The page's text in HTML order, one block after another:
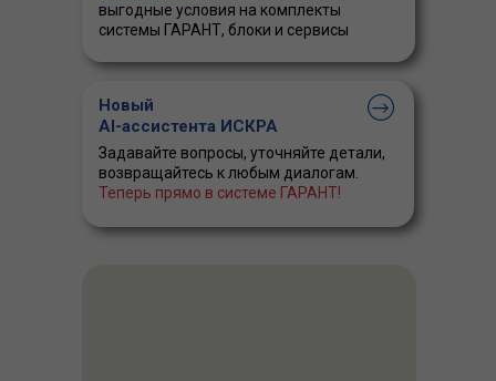
выгодные условия на комплекты
системы ГАРАНТ, блоки и сервисы
Новый
AI-ассистента ИСКРА
Задавайте вопросы, уточняйте детали,
возвращайтесь к любым диалогам.
Теперь прямо в системе ГАРАНТ!